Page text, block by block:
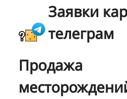
Заявки
телеграм
Продажа